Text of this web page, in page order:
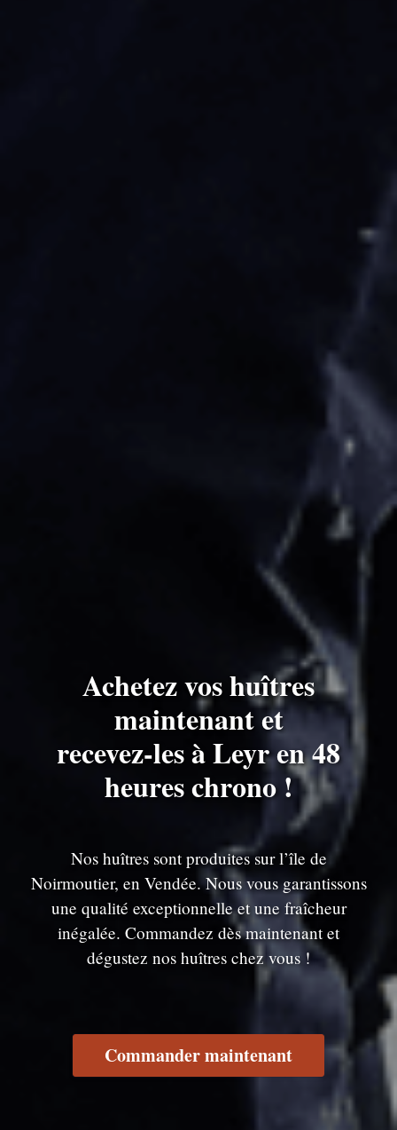
Achetez vos huîtres
maintenant et
recevez-les à Leyr en 48
heures chrono !
Nos huîtres sont produites sur l’île de
Noirmoutier, en Vendée. Nous vous garantissons
une qualité exceptionnelle et une fraîcheur
inégalée. Commandez dès maintenant et
dégustez nos huîtres chez vous !
Commander maintenant